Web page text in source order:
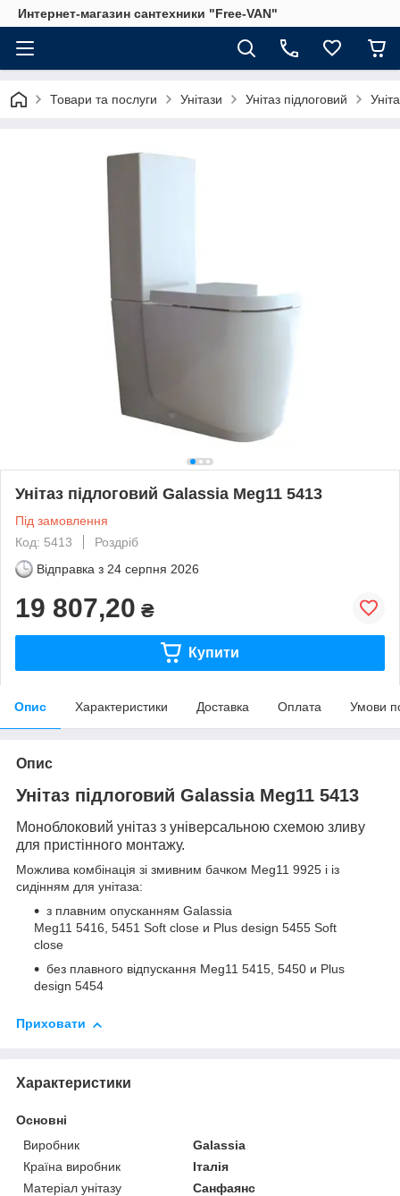
Интернет-магазин сантехники "Free-VAN"
Товари та послуги Унітази Унітаз підлоговий
Унітаз підлоговий Galassia Meg11 5413
Під замовлення
Код: 5413
Роздріб
Відправка з 24 серпня 2026
19 807,20 ₴
Купити
Опис Характеристики Доставка Оплата Умови
Опис
Унітаз підлоговий Galassia Meg11 5413
Моноблоковий унітаз з універсальною схемою зливу
для пристінного монтажу.
Можлива комбінація зі змивним бачком Meg11 9925 і із
сидінням для унітаза:
з плавним опусканням Galassia
Meg11 5416, 5451 Soft close и Plus design 5455 Soft
close
без плавного відпускання Meg11 5415, 5450 и Plus
design 5454
Приховати
Характеристики
Основні
Виробник
Galassia
Країна виробник
Італія
Матеріал унітазу
Санфаянс